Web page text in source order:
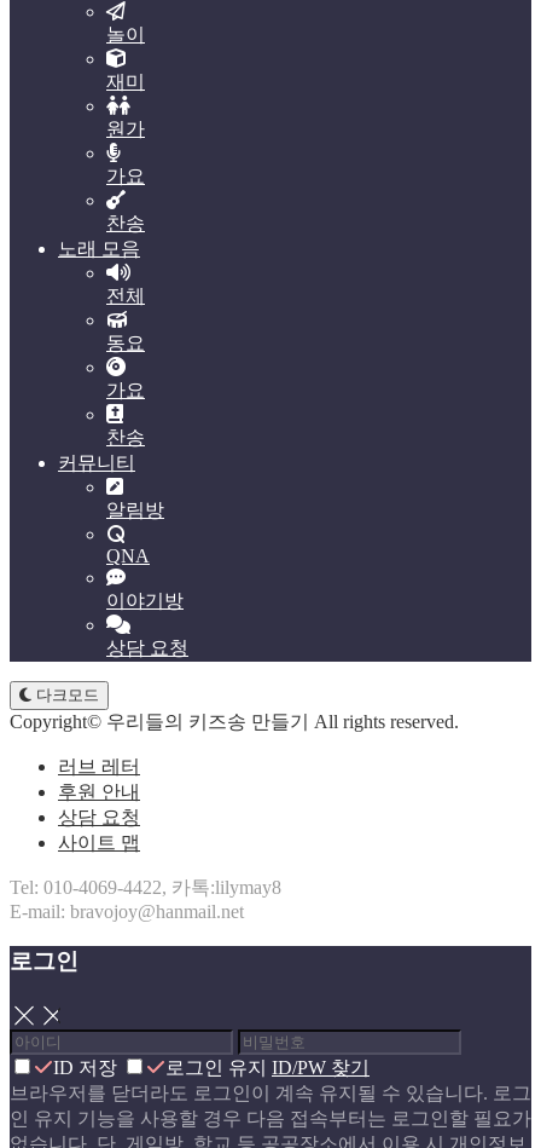
놀이
재미
원가
가요
찬송
노래 모음
전체
동요
가요
찬송
커뮤니티
알림방
QNA
이야기방
상담 요청
다크모드
Copyright© 우리들의 키즈송 만들기 All rights reserved.
러브 레터
후원 안내
상담 요청
사이트 맵
Tel: 010-4069-4422, 카톡:lilymay8
E-mail: bravojoy@hanmail.net
로그인
닫기
ID 저장 로그인 유지 ID/PW 찾기
브라우저를 닫더라도 로그인이 계속 유지될 수 있습니다. 로그
인 유지 기능을 사용할 경우 다음 접속부터는 로그인할 필요가
없습니다. 단, 게임방, 학교 등 공공장소에서 이용 시 개인정보